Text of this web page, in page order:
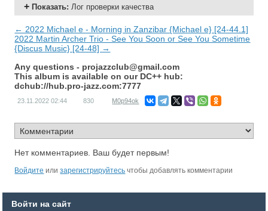
Показать:Лог проверки качества
← 2022 Michael e - Morning in Zanzibar {Michael e} [24-44.1]
2022 Martin Archer Trio - See You Soon or See You Sometime
{Discus Music} [24-48] →
Any questions - projazzclub@gmail.com
This album is available on our DC++ hub:
dchub://hub.pro-jazz.com:7777
23.11.2022 02:44 830 M0p94ok
Нет комментариев. Ваш будет первым!
Войдите илизарегистрируйтесь чтобы добавлять комментарии
Войти на сайт